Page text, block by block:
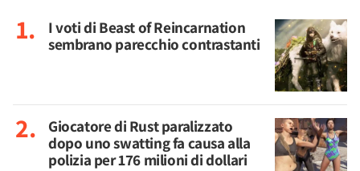
I voti di Beast of Reincarnation
sembrano parecchio contrastanti
Giocatore di Rust paralizzato
dopo uno swatting fa causa alla
polizia per 176 milioni di dollari